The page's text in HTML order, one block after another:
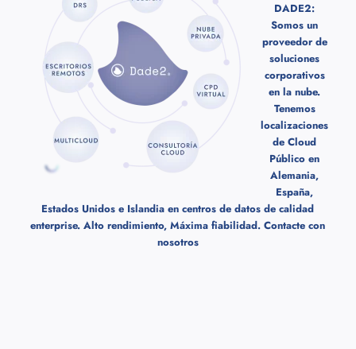
DADE2:
Somos un
proveedor de
soluciones
corporativos
en la nube.
Tenemos
localizaciones
de Cloud
Público en
Alemania,
España,
Estados Unidos e Islandia en centros de datos de calidad
enterprise. Alto rendimiento, Máxima fiabilidad.Contacte con
nosotros